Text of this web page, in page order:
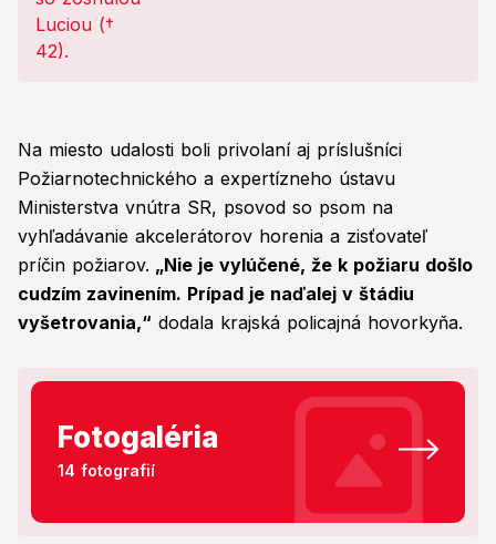
Na miesto udalosti boli privolaní aj príslušníci
Požiarnotechnického a expertízneho ústavu
Ministerstva vnútra SR, psovod so psom na
vyhľadávanie akcelerátorov horenia a zisťovateľ
príčin požiarov. „Nie je vylúčené, že k požiaru došlo
cudzím zavinením. Prípad je naďalej v štádiu
vyšetrovania,“ dodala krajská policajná hovorkyňa.
Fotogaléria
14 fotografií